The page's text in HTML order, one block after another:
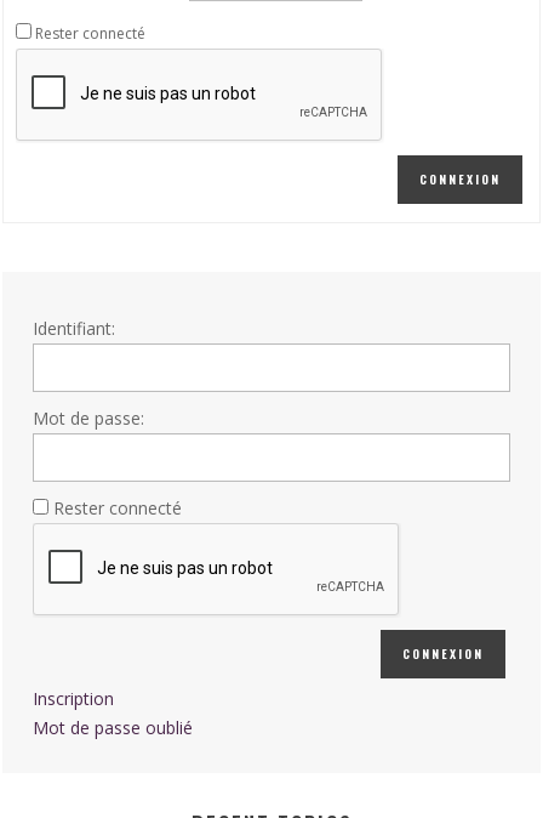
Rester connecté
CONNEXION
Identifiant:
Mot de passe:
Rester connecté
CONNEXION
Inscription
Mot de passe oublié